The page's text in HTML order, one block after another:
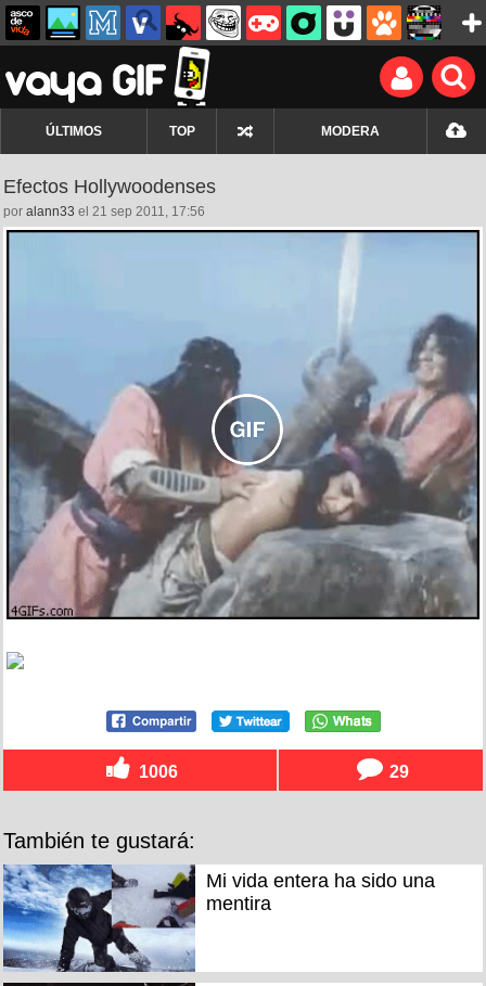
ÚLTIMOS TOP MODERA
Efectos Hollywoodenses
por alann33 el 21 sep 2011, 17:56
1006 29
También te gustará:
Mi vida entera ha sido una
mentira